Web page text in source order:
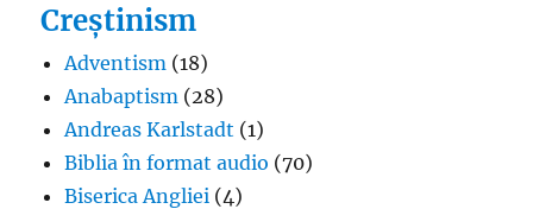
Creștinism
Adventism (18)
Anabaptism (28)
Andreas Karlstadt (1)
Biblia în format audio (70)
Biserica Angliei (4)